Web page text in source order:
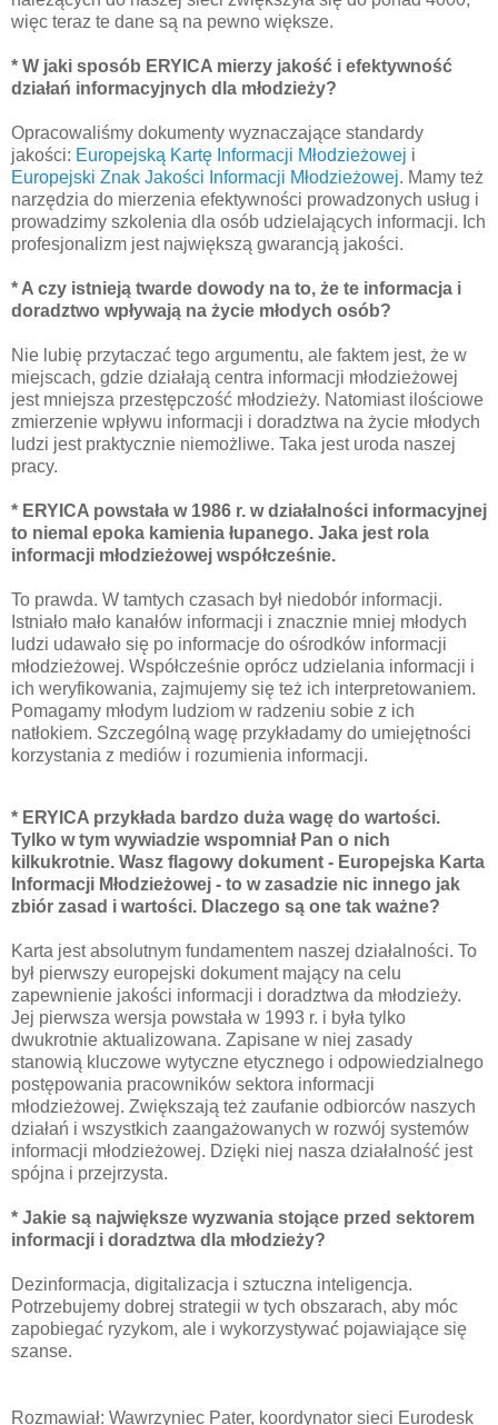
więc teraz te dane są na pewno większe.
* W jaki sposób ERYICA mierzy jakość i efektywność
działań informacyjnych dla młodzieży?
Opracowaliśmy dokumenty wyznaczające standardy
jakości: Europejską Kartę Informacji Młodzieżowej i
Europejski Znak Jakości Informacji Młodzieżowej. Mamy też
narzędzia do mierzenia efektywności prowadzonych usług i
prowadzimy szkolenia dla osób udzielających informacji. Ich
profesjonalizm jest największą gwarancją jakości.
* A czy istnieją twarde dowody na to, że te informacja i
doradztwo wpływają na życie młodych osób?
Nie lubię przytaczać tego argumentu, ale faktem jest, że w
miejscach, gdzie działają centra informacji młodzieżowej
jest mniejsza przestępczość młodzieży. Natomiast ilościowe
zmierzenie wpływu informacji i doradztwa na życie młodych
ludzi jest praktycznie niemożliwe. Taka jest uroda naszej
pracy.
* ERYICA powstała w 1986 r. w działalności informacyjnej
to niemal epoka kamienia łupanego. Jaka jest rola
informacji młodzieżowej współcześnie.
To prawda. W tamtych czasach był niedobór informacji.
Istniało mało kanałów informacji i znacznie mniej młodych
ludzi udawało się po informacje do ośrodków informacji
młodzieżowej. Współcześnie oprócz udzielania informacji i
ich weryfikowania, zajmujemy się też ich interpretowaniem.
Pomagamy młodym ludziom w radzeniu sobie z ich
natłokiem. Szczególną wagę przykładamy do umiejętności
korzystania z mediów i rozumienia informacji.
* ERYICA przykłada bardzo duża wagę do wartości.
Tylko w tym wywiadzie wspomniał Pan o nich
kilkukrotnie. Wasz flagowy dokument - Europejska Karta
Informacji Młodzieżowej - to w zasadzie nic innego jak
zbiór zasad i wartości. Dlaczego są one tak ważne?
Karta jest absolutnym fundamentem naszej działalności. To
był pierwszy europejski dokument mający na celu
zapewnienie jakości informacji i doradztwa da młodzieży.
Jej pierwsza wersja powstała w 1993 r. i była tylko
dwukrotnie aktualizowana. Zapisane w niej zasady
stanowią kluczowe wytyczne etycznego i odpowiedzialnego
postępowania pracowników sektora informacji
młodzieżowej. Zwiększają też zaufanie odbiorców naszych
działań i wszystkich zaangażowanych w rozwój systemów
informacji młodzieżowej. Dzięki niej nasza działalność jest
spójna i przejrzysta.
* Jakie są największe wyzwania stojące przed sektorem
informacji i doradztwa dla młodzieży?
Dezinformacja, digitalizacja i sztuczna inteligencja.
Potrzebujemy dobrej strategii w tych obszarach, aby móc
zapobiegać ryzykom, ale i wykorzystywać pojawiające się
szanse.
Rozmawiał: Wawrzyniec Pater, koordynator sieci Eurodesk